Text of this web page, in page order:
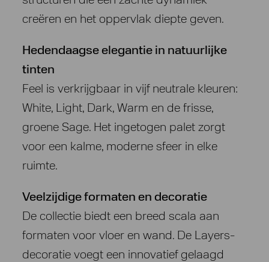
creëren en het oppervlak diepte geven.
Hedendaagse elegantie in natuurlijke
tinten
Feel is verkrijgbaar in vijf neutrale kleuren:
White, Light, Dark, Warm en de frisse,
groene Sage. Het ingetogen palet zorgt
voor een kalme, moderne sfeer in elke
ruimte.
Veelzijdige formaten en decoratie
De collectie biedt een breed scala aan
formaten voor vloer en wand. De Layers-
decoratie voegt een innovatief gelaagd